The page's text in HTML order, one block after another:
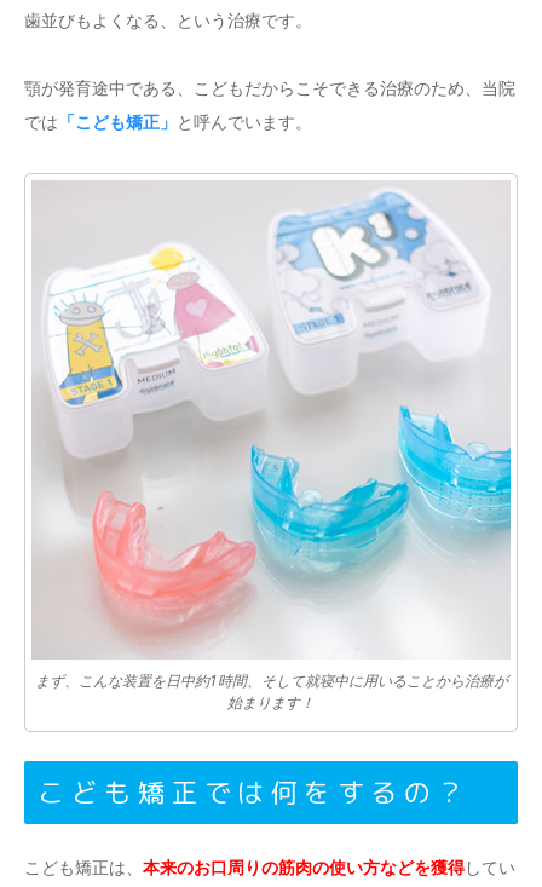
歯並びもよくなる、という治療です。
顎が発育途中である、こどもだからこそできる治療のため、当院
では 「こども矯正」 と呼んでいます。
まず、こんな装置を日中約1時間、そして就寝中に用いることから治療が
始まります！
こども矯正では何をするの？
こども矯正は、 本来のお口周りの筋肉の使い方などを獲得してい